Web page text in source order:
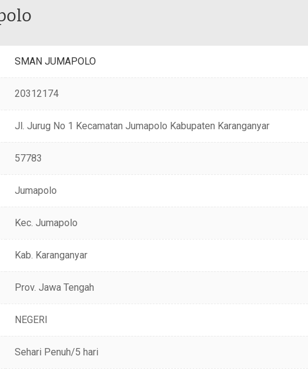
SMAN JUMAPOLO
20312174
Jl. Jurug No 1 Kecamatan Jumapolo Kabupaten Karanganyar
57783
Jumapolo
Kec. Jumapolo
Kab. Karanganyar
Prov. Jawa Tengah
NEGERI
Sehari Penuh/5 hari